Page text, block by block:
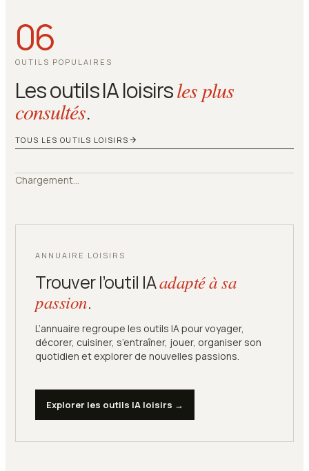
06
OUTILS POPULAIRES
Les outils IA loisirsles plus
consultés.
TOUS LES OUTILS LOISIRS
Chargement…
ANNUAIRE LOISIRS
Trouver l’outil IAadapté à sa
passion.
L’annuaire regroupe les outils IA pour voyager,
décorer, cuisiner, s’entraîner, jouer, organiser son
quotidien et explorer de nouvelles passions.
Explorer les outils IA loisirs →